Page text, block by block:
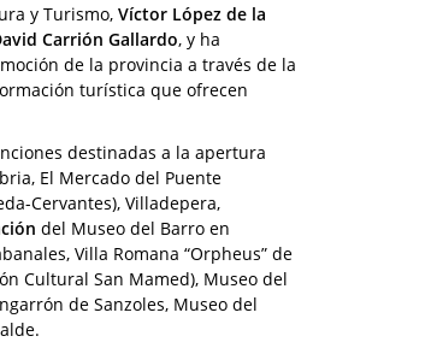
y Turismo, Víctor López de la
Carrión Gallardo, y ha
de la provincia a través de la
turística que ofrecen
destinadas a la apertura
El Mercado del Puente
Cervantes), Villadepera,
del Museo del Barro en
Villa Romana “Orpheus” de
Cultural San Mamed), Museo del
de Sanzoles, Museo del